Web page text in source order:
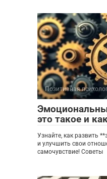
Позитивная
это такое и
Узнайте, как развить
и улучшить свои
самочувствие! Советы